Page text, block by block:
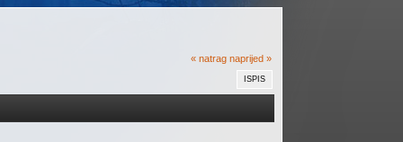
« natrag naprijed »
ISPIS